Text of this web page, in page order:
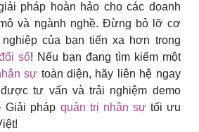
pháp hoàn hảo cho các doanh
và ngành nghề. Đừng bỏ lỡ cơ
của bạn tiến xa hơn trong
số! Nếu bạn đang tìm kiếm một
sự toàn diện, hãy liên hệ ngay
tư vấn và trải nghiệm demo
Giải pháp quản trị nhân sựtối ưu